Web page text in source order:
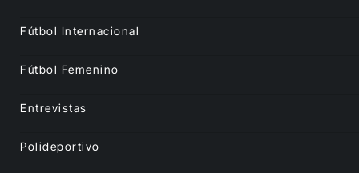
Fútbol Internacional
Fútbol Femenino
Entrevistas
Polideportivo